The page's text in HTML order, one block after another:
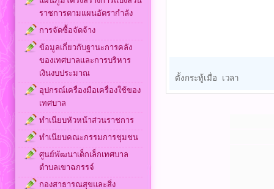
ราชการตามแผนอัตรากำลัง
การจัดซื้อจัดจ้าง
ข้อมูลเกี่ยวกับฐานะการคลัง
ของเทศบาลและการบริหาร
เงินงบประมาณ
อุปกรณ์เครื่องมือเครื่องใช้ของ
เทศบาล
ทำเนียบหัวหน้าส่วนราชการ
ทำเนียบคณะกรรมการชุมชน
ศูนย์พัฒนาเด็กเล็กเทศบาล
ตำบลเขาฉกรรจ์
กองสาธารณสุขและสิ่ง
ตั้งกระทู้เมื่อ เวลา